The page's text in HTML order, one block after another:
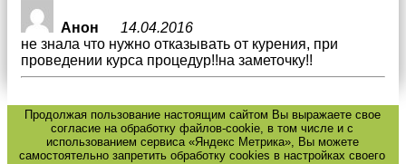
Анон 14.04.2016
не знала что нужно отказывать от курения, при
проведении курса процедур!!на заметочку!!
Продолжая пользование настоящим сайтом Вы выражаете свое
согласие на обработку файлов-cookie, в том числе и с
использованием сервиса «Яндекс Метрика», Вы можете
самостоятельно запретить обработку cookies в настройках своего